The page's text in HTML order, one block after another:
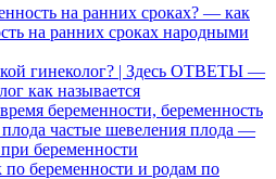
на ранних сроках? — как
на ранних сроках народными
гинеколог? | Здесь ОТВЕТЫ —
как называется
беременности, беременность
плода частые шевеления плода —
беременности
беременности и родам по